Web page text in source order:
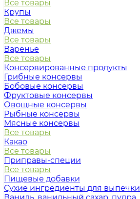
Все товары
Крупы
Все товары
Джемы
Все товары
Варенье
Все товары
Консервированные продукты
Грибные консервы
Бобовые консервы
Фруктовые консервы
Овощные консервы
Рыбные консервы
Мясные консервы
Все товары
Какао
Все товары
Приправы-специи
Все товары
Пищевые добавки
Сухие ингредиенты для выпечки